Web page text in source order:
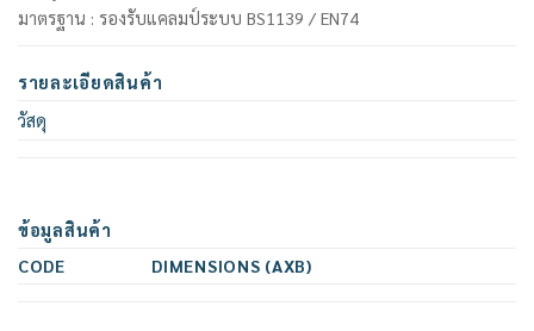
มาตรฐาน : รองรับแคลมป์ระบบ BS1139 / EN74
รายละเอียดสินค้า
วัสดุ
ข้อมูลสินค้า
CODE
DIMENSIONS (AXB)